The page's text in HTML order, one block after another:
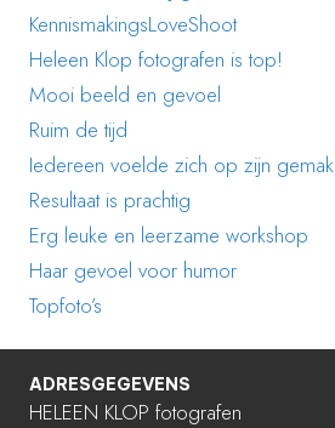
KennismakingsLoveShoot
Heleen Klop fotografen is top!
Mooi beeld en gevoel
Ruim de tijd
Iedereen voelde zich op zijn gemak
Resultaat is prachtig
Erg leuke en leerzame workshop
Haar gevoel voor humor
Topfoto’s
ADRESGEGEVENS
HELEEN KLOP fotografen